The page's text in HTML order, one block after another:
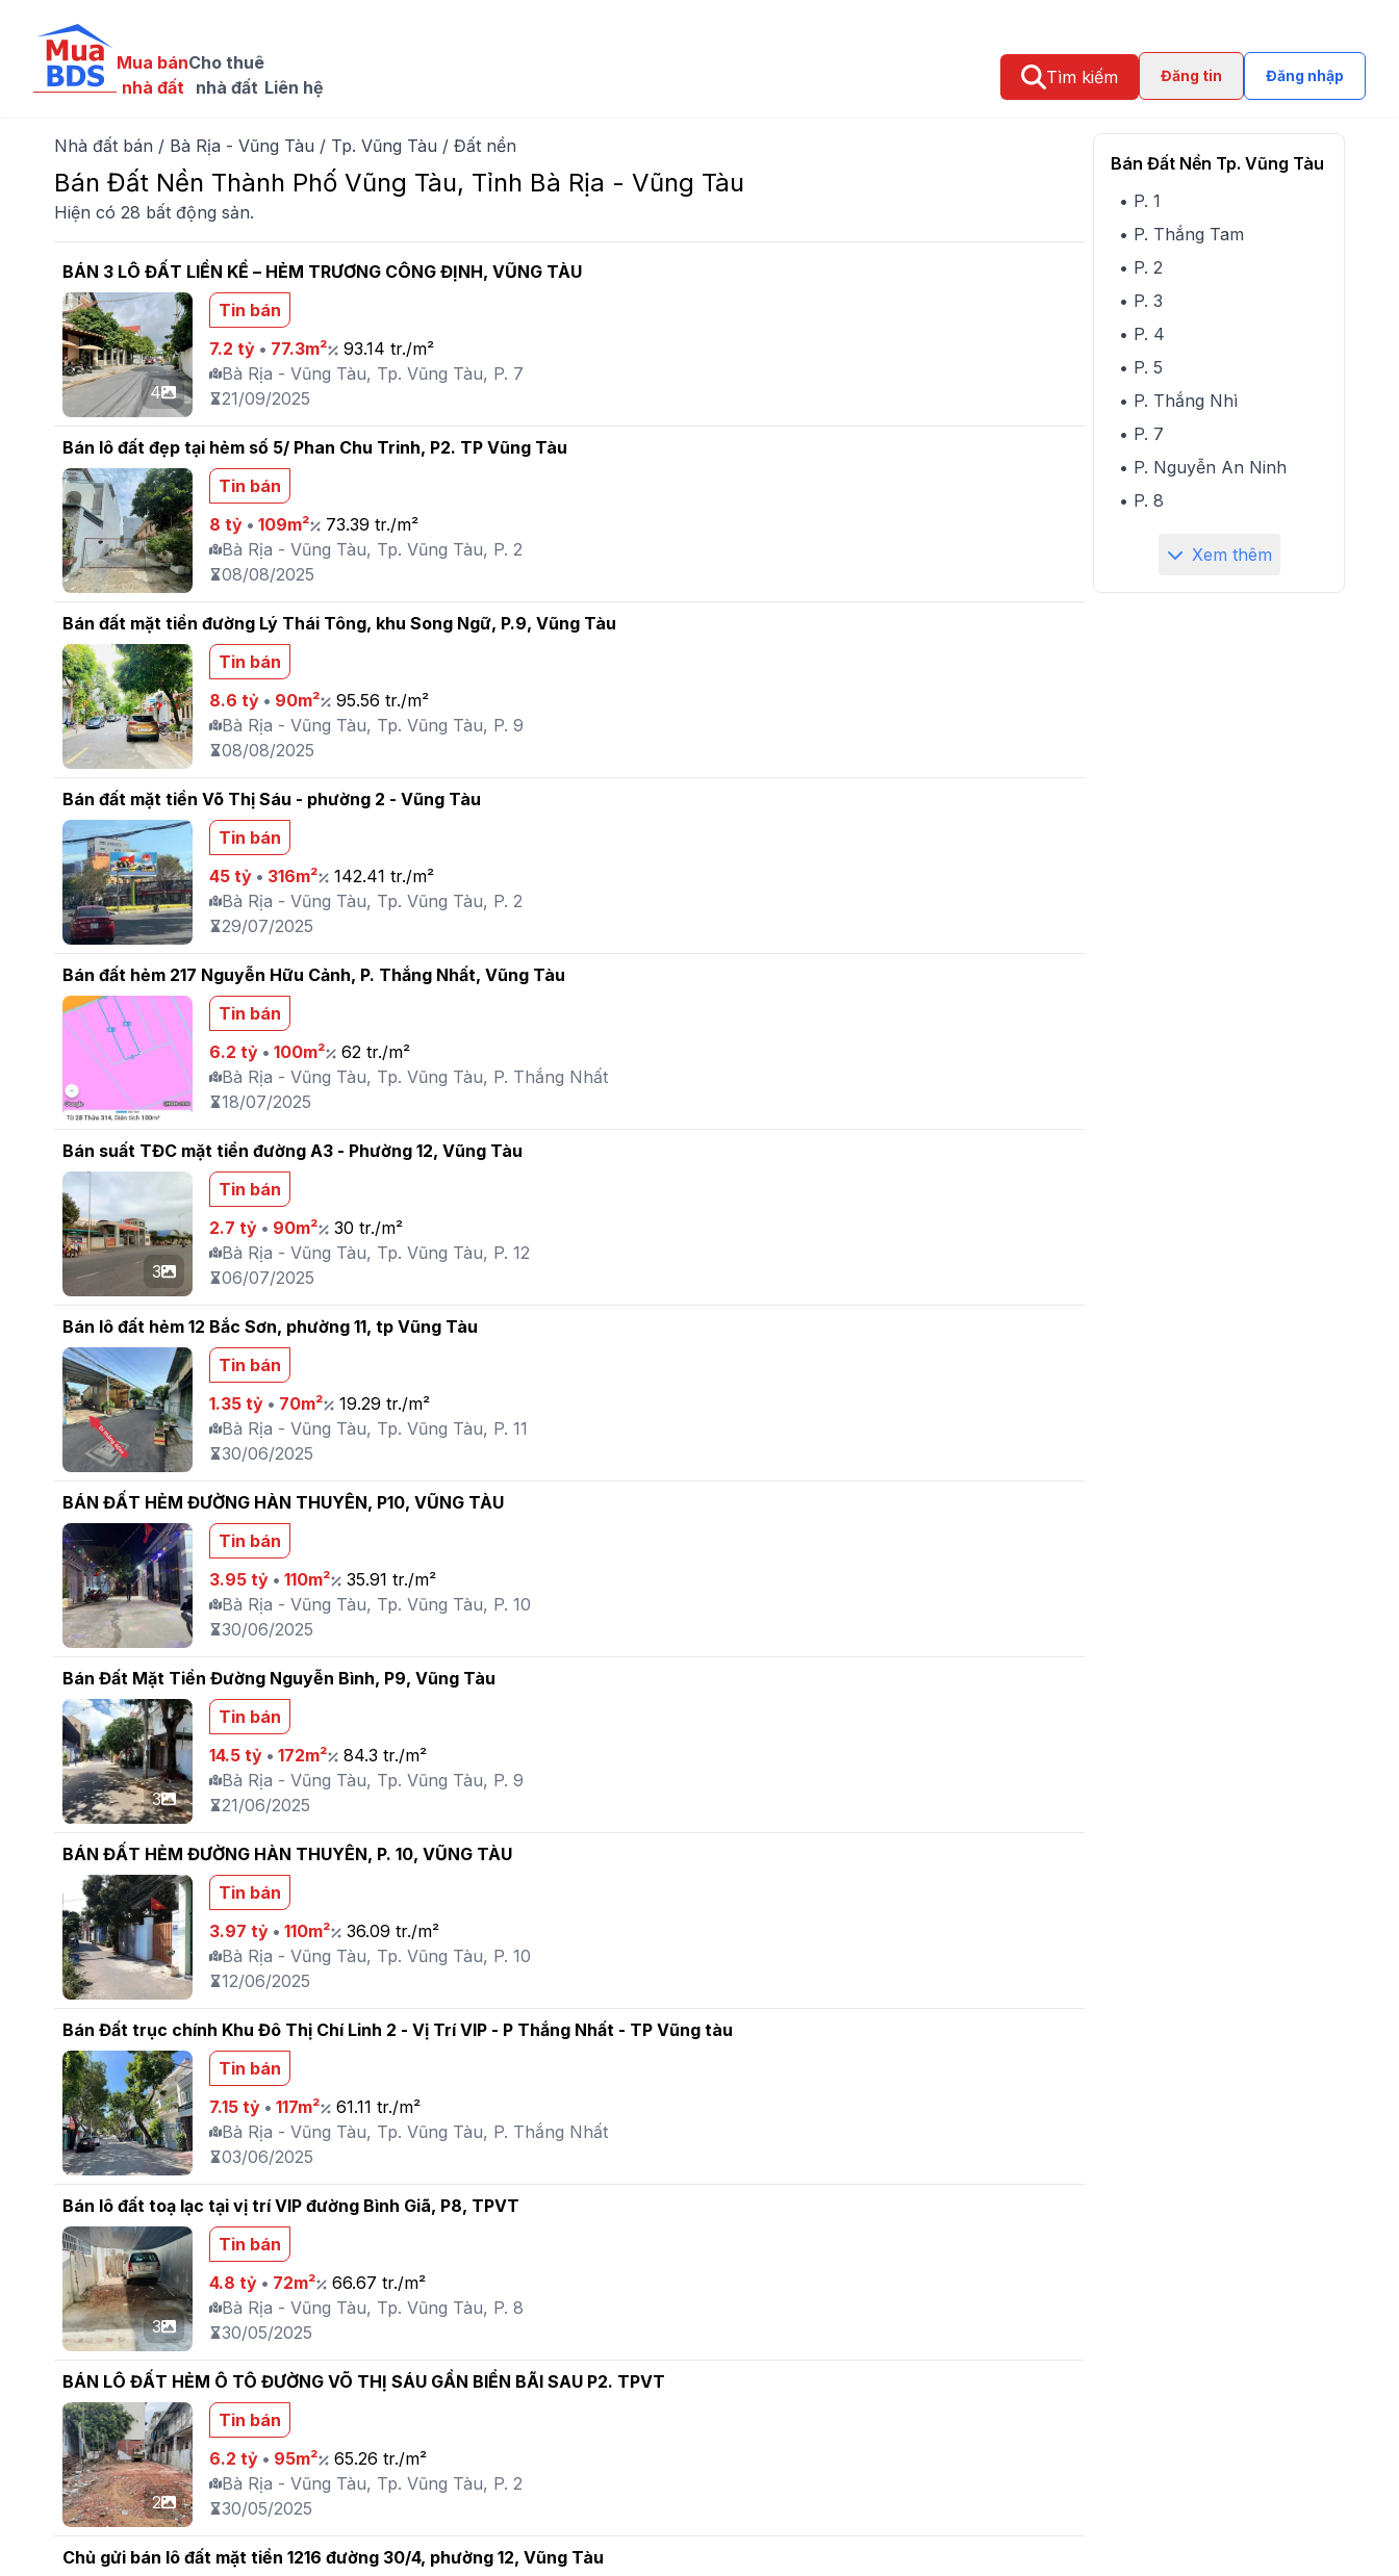
Mua bán
nhà đất
Cho thuê
nhà đất Liên hệ Tìm kiếm Đăng tin Đăng nhập
Nhà đất bán / Bà Rịa - Vũng Tàu / Tp. Vũng Tàu / Đất nền
Bán Đất Nền Thành Phố Vũng Tàu, Tỉnh Bà Rịa - Vũng Tàu
Hiện có 28 bất động sản.
BÁN 3 LÔ ĐẤT LIỀN KỀ – HẺM TRƯƠNG CÔNG ĐỊNH, VŨNG TÀU
4
Tin bán
7.2 tỷ • 77.3m²
93.14 tr./m²
Bà Rịa - Vũng Tàu, Tp. Vũng Tàu, P. 7
21/09/2025
Bán lô đất đẹp tại hẻm số 5/ Phan Chu Trinh, P2. TP Vũng Tàu
Tin bán
8 tỷ •109m²
73.39 tr./m²
Bà Rịa - Vũng Tàu, Tp. Vũng Tàu, P. 2
08/08/2025
Bán đất mặt tiền đường Lý Thái Tông, khu Song Ngữ, P.9, Vũng Tàu
Tin bán
8.6 tỷ • 90m²
95.56 tr./m²
Bà Rịa - Vũng Tàu, Tp. Vũng Tàu, P. 9
08/08/2025
Bán đất mặt tiền Võ Thị Sáu - phường 2 - Vũng Tàu
Tin bán
45 tỷ • 316m²
142.41 tr./m²
Bà Rịa - Vũng Tàu, Tp. Vũng Tàu, P. 2
29/07/2025
Bán đất hẻm 217 Nguyễn Hữu Cảnh, P. Thắng Nhất, Vũng Tàu
Tin bán
6.2 tỷ •100m²
62 tr./m²
Bà Rịa - Vũng Tàu, Tp. Vũng Tàu, P. Thắng Nhất
18/07/2025
Bán suất TĐC mặt tiền đường A3 - Phường 12, Vũng Tàu
3
Tin bán
2.7 tỷ • 90m²
30 tr./m²
Bà Rịa - Vũng Tàu, Tp. Vũng Tàu, P. 12
06/07/2025
Bán lô đất hẻm 12 Bắc Sơn, phường 11, tp Vũng Tàu
Tin bán
1.35 tỷ • 70m²
19.29 tr./m²
Bà Rịa - Vũng Tàu, Tp. Vũng Tàu, P. 11
30/06/2025
BÁN ĐẤT HẺM ĐƯỜNG HÀN THUYÊN, P10, VŨNG TÀU
Tin bán
3.95 tỷ •110m²
35.91 tr./m²
Bà Rịa - Vũng Tàu, Tp. Vũng Tàu, P. 10
30/06/2025
Bán Đất Mặt Tiền Đường Nguyễn Bình, P9, Vũng Tàu
3
Tin bán
14.5 tỷ •172m²
84.3 tr./m²
Bà Rịa - Vũng Tàu, Tp. Vũng Tàu, P. 9
21/06/2025
BÁN ĐẤT HẺM ĐƯỜNG HÀN THUYÊN, P. 10, VŨNG TÀU
Tin bán
3.97 tỷ •110m²
36.09 tr./m²
Bà Rịa - Vũng Tàu, Tp. Vũng Tàu, P. 10
12/06/2025
Bán Đất trục chính Khu Đô Thị Chí Linh 2 - Vị Trí VIP - P Thắng Nhất - TP Vũng tàu
Tin bán
7.15 tỷ •117m²
61.11 tr./m²
Bà Rịa - Vũng Tàu, Tp. Vũng Tàu, P. Thắng Nhất
03/06/2025
Bán lô đất toạ lạc tại vị trí VIP đường Bình Giã, P8, TPVT
3
Tin bán
4.8 tỷ • 72m²
66.67 tr./m²
Bà Rịa - Vũng Tàu, Tp. Vũng Tàu, P. 8
30/05/2025
BÁN LÔ ĐẤT HẺM Ô TÔ ĐƯỜNG VÕ THỊ SÁU GẦN BIỂN BÃI SAU P2. TPVT
2
Tin bán
6.2 tỷ • 95m²
65.26 tr./m²
Bà Rịa - Vũng Tàu, Tp. Vũng Tàu, P. 2
30/05/2025
Chủ gửi bán lô đất mặt tiền 1216 đường 30/4, phường 12, Vũng Tàu
Bán Đất Nền Tp. Vũng Tàu
• P. 1
• P. Thắng Tam
• P. 2
• P. 3
• P. 4
• P. 5
• P. Thắng Nhì
• P. 7
• P. Nguyễn An Ninh
• P. 8
Xem thêm